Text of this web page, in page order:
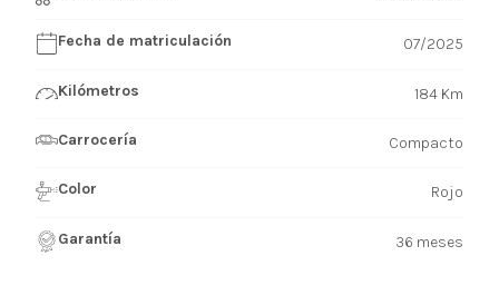
Fecha de matriculación 07/2025
Kilómetros 184 Km
Carrocería Compacto
Color Rojo
Garantía 36 meses